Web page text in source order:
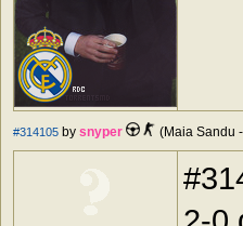
#314105 by snyper (Maia Sandu